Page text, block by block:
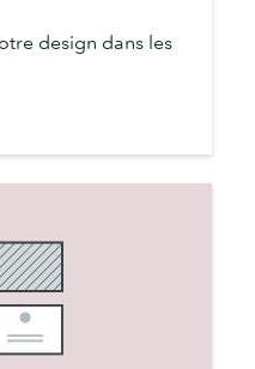
design dans les